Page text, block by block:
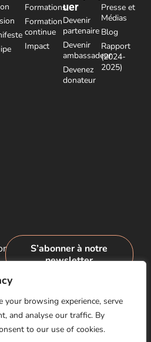
your browsing experience, serve
and analyse our traffic. By
to our use of cookies.
Formations
Formation
continue
Impact
uer
Devenir
partenaire
Devenir
ambassadeur
Devenez
donateur
Presse et
Médias
Blog
Rapport
(2024-
2025)
S’abonner à notre
newsletter